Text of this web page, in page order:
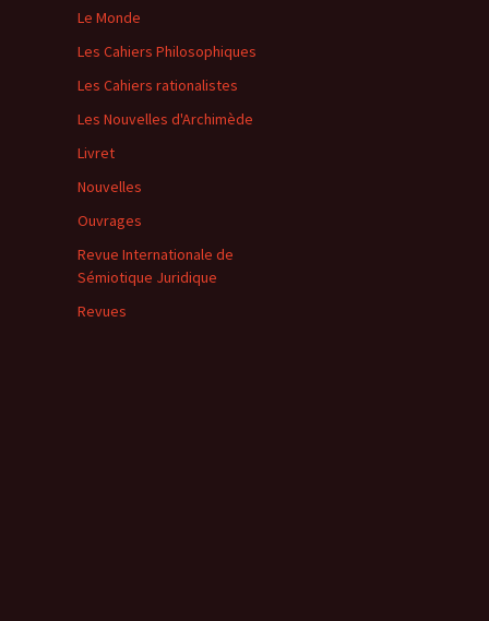
Le Monde
Les Cahiers Philosophiques
Les Cahiers rationalistes
Les Nouvelles d'Archimède
Livret
Nouvelles
Ouvrages
Revue Internationale de
Sémiotique Juridique
Revues